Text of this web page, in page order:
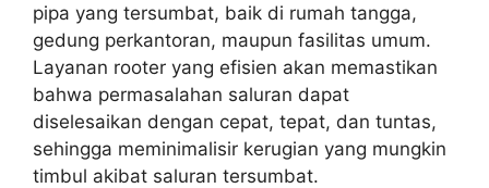
pipa yang tersumbat, baik di rumah tangga,
gedung perkantoran, maupun fasilitas umum.
Layanan rooter yang efisien akan memastikan
bahwa permasalahan saluran dapat
diselesaikan dengan cepat, tepat, dan tuntas,
sehingga meminimalisir kerugian yang mungkin
timbul akibat saluran tersumbat.